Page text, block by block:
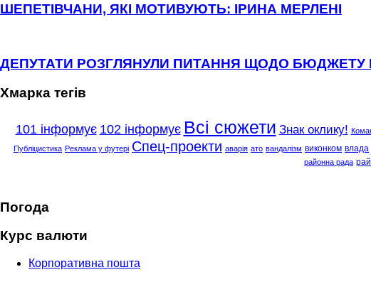
ШЕПЕТІВЧАНИ, ЯКІ МОТИВУЮТЬ: ІРИНА МЕРЛЕНІ
ДЕПУТАТИ РОЗГЛЯНУЛИ ПИТАННЯ ЩОДО БЮДЖЕТУ
Хмарка тегів
101 інформує 102 інформує Всі сюжети Знак оклику!
Публіцистика Реклама у футері Спец-проекти аварія ато вандалізм виконком влада
районна рада
Погода
Курс валюти
Корпоративна пошта